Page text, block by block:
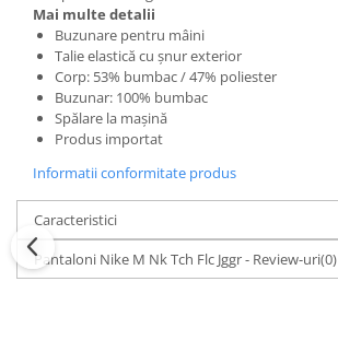
Mai multe detalii
Buzunare pentru mâini
Talie elastică cu șnur exterior
Corp: 53% bumbac / 47% poliester
Buzunar: 100% bumbac
Spălare la mașină
Produs importat
Informatii conformitate produs
Caracteristici
Pantaloni Nike M Nk Tch Flc Jggr - Review-uri(0)